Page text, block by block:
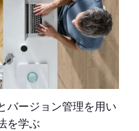
バージョン管理を用い
を学ぶ